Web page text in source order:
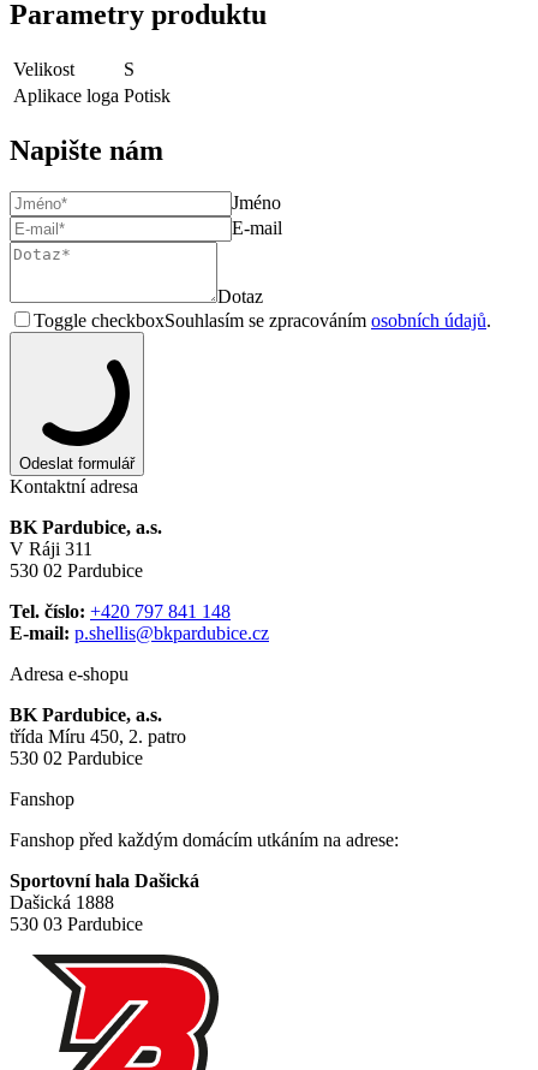
Parametry produktu
Velikost
S
Aplikace loga Potisk
Napište nám
Jméno
E-mail
Dotaz
Toggle checkboxSouhlasím se zpracováním osobních údajů.
Odeslat formulář
Kontaktní adresa
BK Pardubice, a.s.
V Ráji 311
530 02 Pardubice
Tel. číslo: +420 797 841 148
E-mail: p.shellis@bkpardubice.cz
Adresa e-shopu
BK Pardubice, a.s.
třída Míru 450, 2. patro
530 02 Pardubice
Fanshop
Fanshop před každým domácím utkáním na adrese:
Sportovní hala Dašická
Dašická 1888
530 03 Pardubice